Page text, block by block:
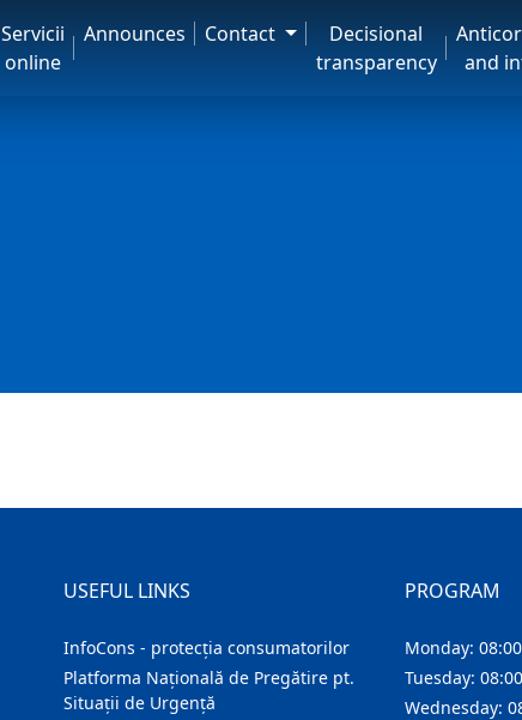
Servicii
online
Announces Contact
Decisional
transparency
and
USEFUL LINKS
InfoCons - protecția consumatorilor
Platforma Națională de Pregătire pt.
Situații de Urgență
PROGRAM
Monday:
Tuesday:
Wednesday: